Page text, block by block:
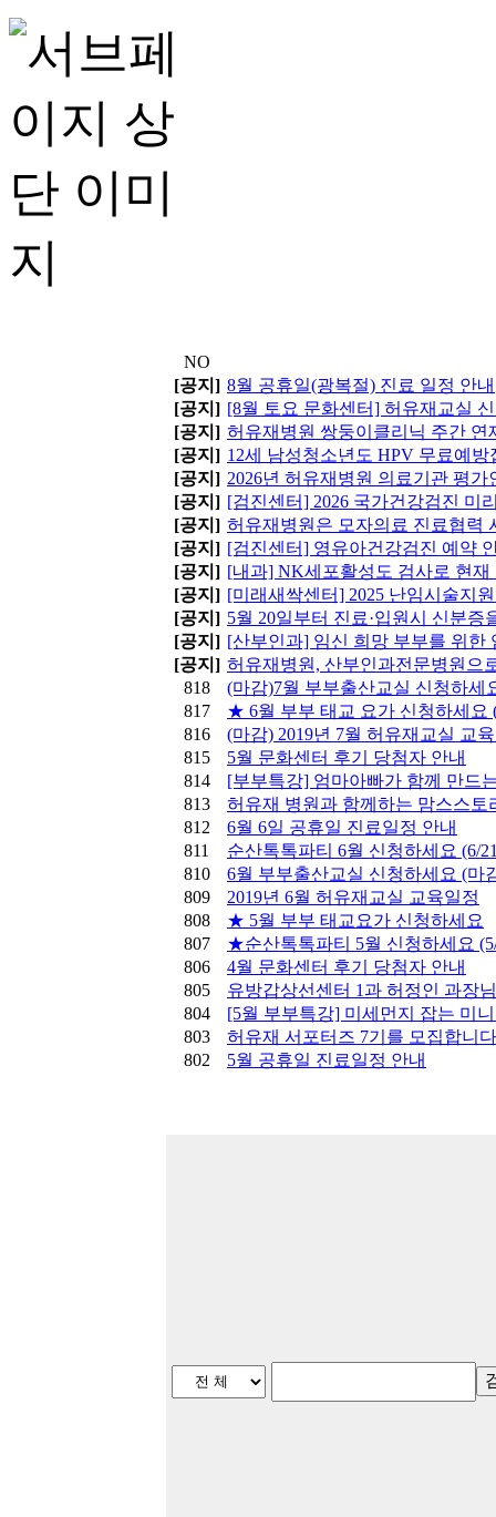
NO
[공지] 8월 공휴일(광복절) 진료 일정 안내
[공지] [8월 토요 문화센터] 허유재교실
[공지] 허유재병원 쌍둥이클리닉 주간 연
[공지] 12세 남성청소년도 HPV 무료예
[공지] 2026년 허유재병원 의료기관 평
[공지] [검진센터] 2026 국가건강검진 미
[공지] 허유재병원은 모자의료 진료협력
[공지] [검진센터] 영유아건강검진 예약
[공지] [내과] NK세포활성도 검사로 현
[공지] [미래새싹센터] 2025 난임시술지
[공지] 5월 20일부터 진료·입원시 신분
[공지] [산부인과] 임신 희망 부부를 위한
[공지] 허유재병원, 산부인과전문병원으
818
(마감)7월 부부출산교실 신청하세
817
★ 6월 부부 태교 요가 신청하세요
816
(마감) 2019년 7월 허유재교실 교
815
5월 문화센터 후기 당첨자 안내
814
[부부특강] 엄마아빠가 함께 만드
813
허유재 병원과 함께하는 맘스스토
812
6월 6일 공휴일 진료일정 안내
811
순산톡톡파티 6월 신청하세요 (6/
810
6월 부부출산교실 신청하세요 (마
809
2019년 6월 허유재교실 교육일정
808
★ 5월 부부 태교요가 신청하세요
807
★순산톡톡파티 5월 신청하세요
806
4월 문화센터 후기 당첨자 안내
805
유방갑상선센터 1과 허정인 과장
804
[5월 부부특강] 미세먼지 잡는 미
803
허유재 서포터즈 7기를 모집합니다
802
5월 공휴일 진료일정 안내